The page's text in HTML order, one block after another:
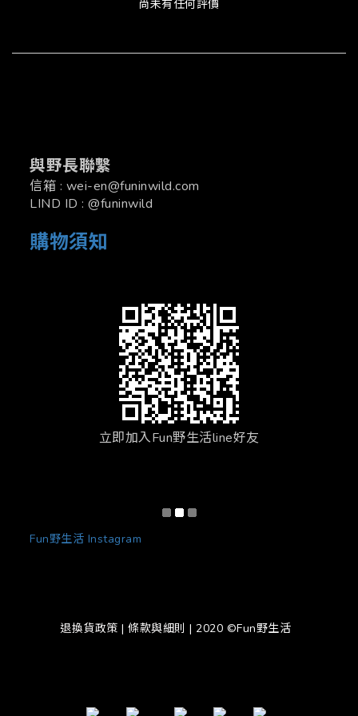
尚未有任何評價
與野長聯繫
信箱 : wei-en@funinwild.com
LIND ID : @funinwild
購物須知
立即加入Fun野生活line好友
Fun野生活 Instagram
退換貨政策 | 條款與細則 | 2020 ©Fun野生活